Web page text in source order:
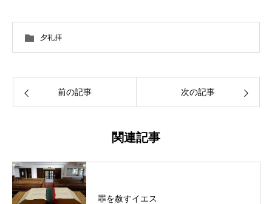
夕礼拝
前の記事 次の記事
関連記事
罪を赦すイエス